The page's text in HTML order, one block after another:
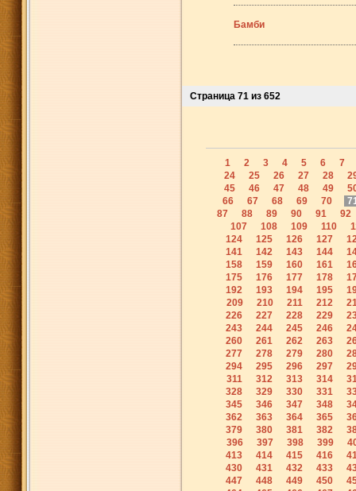
Бамби
Страница 71 из 652
1 2 3 4 5 6
7
24
25 26 27 28
45
46 47 48 49
66
67 68 69 70
87
88 89 90 91
92
107
108 109 110
124
125 126 127
141
142 143 144
158
159 160 161
175
176 177 178
192
193 194 195
209
210 211 212
226
227 228 229
243
244 245 246
260
261 262 263
277
278 279 280
294
295 296 297
311
312 313 314
328
329 330 331
345
346 347 348
362
363 364 365
379
380 381 382
396
397 398 399
413
414 415 416
430
431 432 433
447
448 449 450